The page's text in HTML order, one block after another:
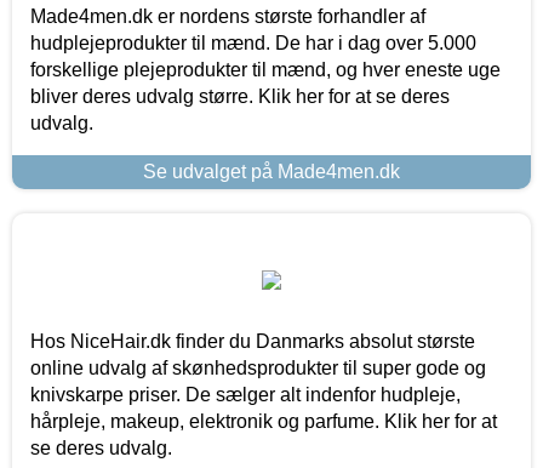
Made4men.dk er nordens største forhandler af
hudplejeprodukter til mænd. De har i dag over 5.000
forskellige plejeprodukter til mænd, og hver eneste uge
bliver deres udvalg større. Klik her for at se deres
udvalg.
Se udvalget på Made4men.dk
Hos NiceHair.dk finder du Danmarks absolut største
online udvalg af skønhedsprodukter til super gode og
knivskarpe priser. De sælger alt indenfor hudpleje,
hårpleje, makeup, elektronik og parfume. Klik her for at
se deres udvalg.